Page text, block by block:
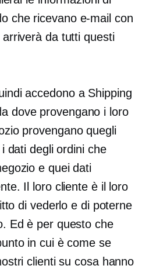
che ricevano e-mail con
da tutti questi
accedono a Shipping
dove provengano i loro
provengano quegli
dati degli ordini che
e quei dati
Il loro cliente è il loro
di vederlo e di poterne
Ed è per questo che
in cui è come se
clienti su cosa hanno